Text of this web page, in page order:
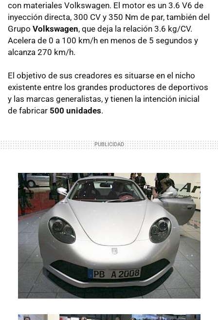
con materiales Volkswagen. El motor es un 3.6 V6 de
inyección directa, 300 CV y 350 Nm de par, también del
Grupo Volkswagen, que deja la relación 3.6 kg/CV.
Acelera de 0 a 100 km/h en menos de 5 segundos y
alcanza 270 km/h.
El objetivo de sus creadores es situarse en el nicho
existente entre los grandes productores de deportivos
y las marcas generalistas, y tienen la intención inicial
de fabricar 500 unidades.